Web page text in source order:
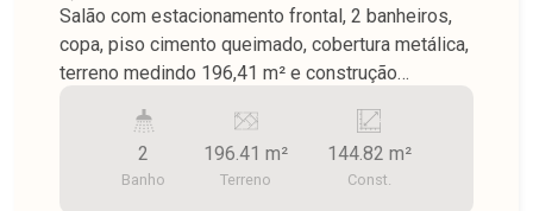
Salão com estacionamento frontal, 2 banheiros,
copa, piso cimento queimado, cobertura metálica,
terreno medindo 196,41 m² e construção
2
Banho
196.41 m²
Terreno
144.82 m²
Const.